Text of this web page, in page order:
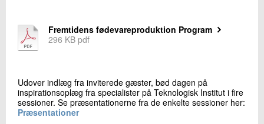
Fremtidens fødevareproduktion Program
296 KB pdf
Udover indlæg fra inviterede gæster, bød dagen på
inspirationsoplæg fra specialister på Teknologisk Institut i fire
sessioner. Se præsentationerne fra de enkelte sessioner her:
​Præsentationer